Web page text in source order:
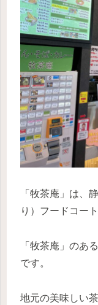
「牧茶庵」は、
り）フードコー
「牧茶庵」のあ
です。
地元の美味しい